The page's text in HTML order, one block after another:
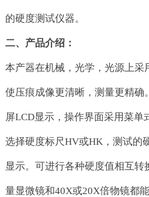
的硬度测试仪器。
二、产品介绍：
本产器在机械，光学，光源上采
使压痕成像更清晰，测量更精确
屏LCD显示，操作界面采用菜单
选择硬度标尺HV或HK，测试的
显示。可进行各种硬度值相互转
量显微镜和40X或20X倍物镜都